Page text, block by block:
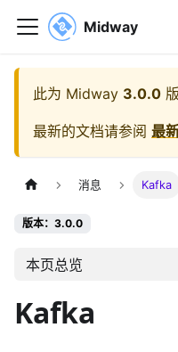
Midway
此为 Midway 3.0.0
最新的文档请参阅 最
消息 Kafka
版本：3.0.0
本页总览
Kafka